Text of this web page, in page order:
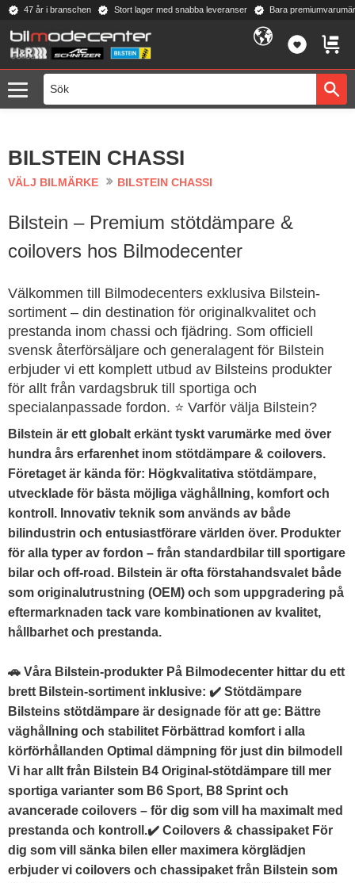
Meny
47 år i branschen Stort lager med snabba leveranser Bara
BILSTEIN CHASSI
VÄLJ BILMÄRKE BILSTEIN CHASSI
Bilstein – Premium stötdämpare &
coilovers hos Bilmodecenter
Välkommen till Bilmodecenters exklusiva Bilstein-
sortiment – din destination för originalkvalitet och
prestanda inom chassi och fjädring. Som officiell
svensk återförsäljare och generalagent för Bilstein
erbjuder vi ett komplett utbud av Bilsteins produkter
för allt från vardagsbruk till sportiga och
specialanpassade fordon. ⭐ Varför välja Bilstein?
Bilstein är ett globalt erkänt tyskt varumärke med över
hundra års erfarenhet inom stötdämpare & coilovers.
Företaget är kända för: Högkvalitativa stötdämpare,
utvecklade för bästa möjliga väghållning, komfort och
kontroll. Innovativ teknik som används av både
bilindustrin och entusiastförare världen över. Produkter
för alla typer av fordon – från standardbilar till sportigare
bilar och off-road. Bilstein är ofta förstahandsvalet både
som originalutrustning (OEM) och som uppgradering på
eftermarknaden tack vare kombinationen av kvalitet,
hållbarhet och prestanda.
🚗 Våra Bilstein-produkter På Bilmodecenter hittar du ett
brett Bilstein-sortiment inklusive: ✔️ Stötdämpare
Bilsteins stötdämpare är designade för att ge: Bättre
väghållning och stabilitet Förbättrad komfort i alla
körförhållanden Optimal dämpning för just din bilmodell
Vi har allt från Bilstein B4 Original-stötdämpare till mer
sportiga varianter som B6 Sport, B8 Sprint och
avancerade coilovers – för dig som vill ha maximalt med
prestanda och kontroll.✔️ Coilovers & chassipaket För
dig som vill sänka bilen eller maximera körglädjen
erbjuder vi coilovers och chassipaket från Bilstein som